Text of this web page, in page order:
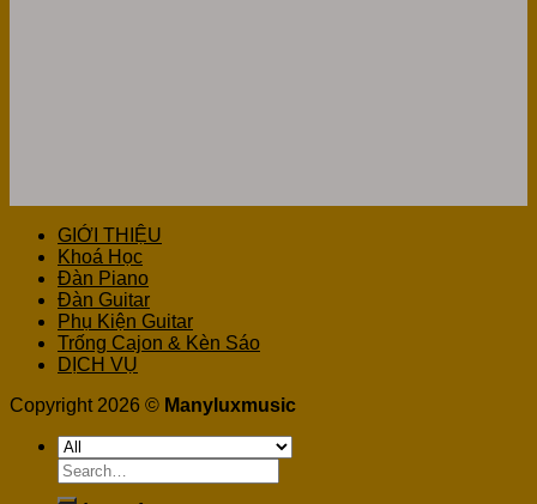
GIỚI THIỆU
Khoá Học
Đàn Piano
Đàn Guitar
Phụ Kiện Guitar
Trống Cajon & Kèn Sáo
DỊCH VỤ
Copyright 2026 © Manyluxmusic
Search
for: